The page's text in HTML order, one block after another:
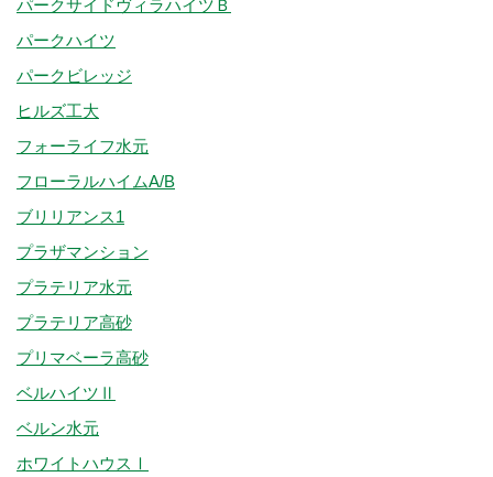
パークハイツ
パークビレッジ
ヒルズ工大
フォーライフ水元
フローラルハイムA/B
ブリリアンス1
プラザマンション
プラテリア水元
プラテリア高砂
プリマベーラ高砂
ベルハイツⅡ
ベルン水元
ホワイトハウスⅠ